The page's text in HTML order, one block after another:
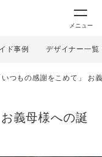
メニュー
ド事例 デザイナー一覧
いつもの感謝をこめて」 お
義母様への誕